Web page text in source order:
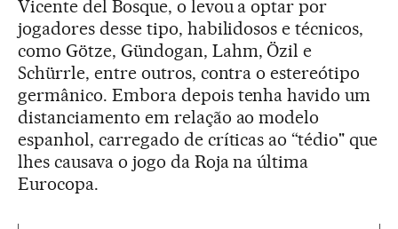
Vicente del Bosque, o levou a optar por
jogadores desse tipo, habilidosos e técnicos,
como Götze, Gündogan, Lahm, Özil e
Schürrle, entre outros, contra o estereótipo
germânico. Embora depois tenha havido um
distanciamento em relação ao modelo
espanhol, carregado de críticas ao “tédio" que
lhes causava o jogo da Roja na última
Eurocopa.